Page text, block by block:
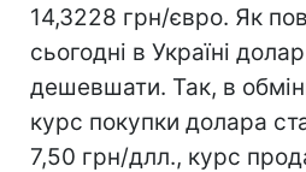
14,3228 грн/євро. Як
сьогодні в Україні
дешевшати. Так, в
курс покупки долара
7,50 грн/длл., курс